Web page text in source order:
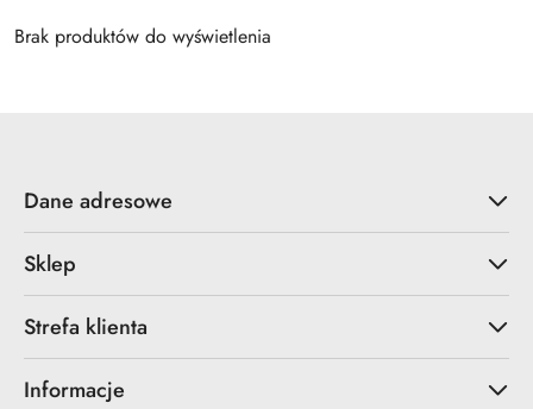
Brak produktów do wyświetlenia
Dane adresowe
Sklep
Strefa klienta
Informacje